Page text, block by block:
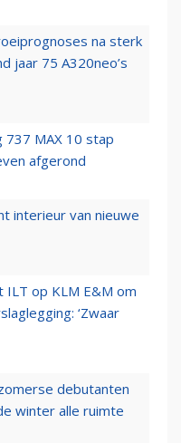
na sterk
jaar 75 A320neo’s
737 MAX 10 stap
afgerond
interieur van nieuwe
op KLM E&M om
‘Zwaar
debutanten
winter alle ruimte